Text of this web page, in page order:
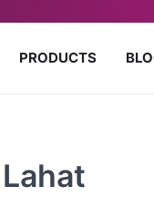
PRODUCTS